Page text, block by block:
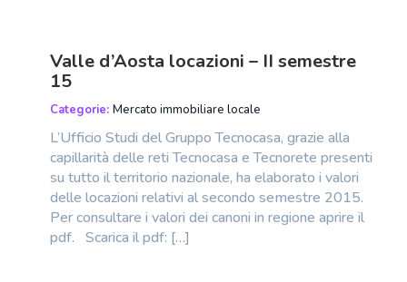
Valle d’Aosta locazioni – II semestre
15
Categorie: Mercato immobiliare locale
L’Ufficio Studi del Gruppo Tecnocasa, grazie alla
capillarità delle reti Tecnocasa e Tecnorete presenti
su tutto il territorio nazionale, ha elaborato i valori
delle locazioni relativi al secondo semestre 2015.
Per consultare i valori dei canoni in regione aprire il
pdf. Scarica il pdf: […]